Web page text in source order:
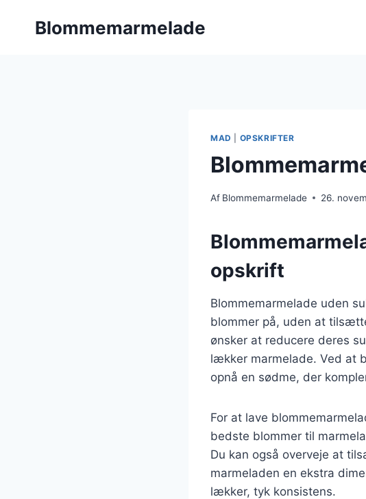
Blommemarmelade
MAD OPSKRIFTER
Af Blommemarmelade 26.
opskrift
Blommemarmelade uden
blommer på, uden at
ønsker at reducere deres
lækker marmelade. Ved at
opnå en sødme, der
For at lave
bedste blommer til
Du kan også overveje at
marmeladen en ekstra
lækker, tyk konsistens.